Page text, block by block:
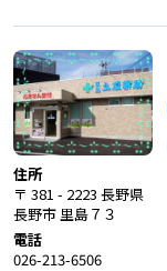
住所
〒 381 - 2223 長野県
長野市 里島７３
電話
026-213-6506